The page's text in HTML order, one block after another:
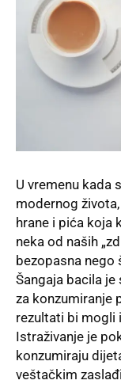
U vremenu kada
modernog
hrane i pića koja
neka od naših
bezopasna nego
Šangaja bacila
za konzumiranje
rezultati bi mogli
Istraživanje je
konzumiraju
veštačkim